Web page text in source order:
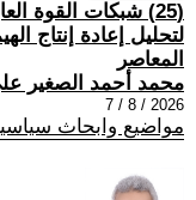
(25) شبكات القوة
لتحليل إعادة إنتاج
المعاصر
محمد أحمد الصغير
2026 / 8 / 7
مواضيع وابحاث